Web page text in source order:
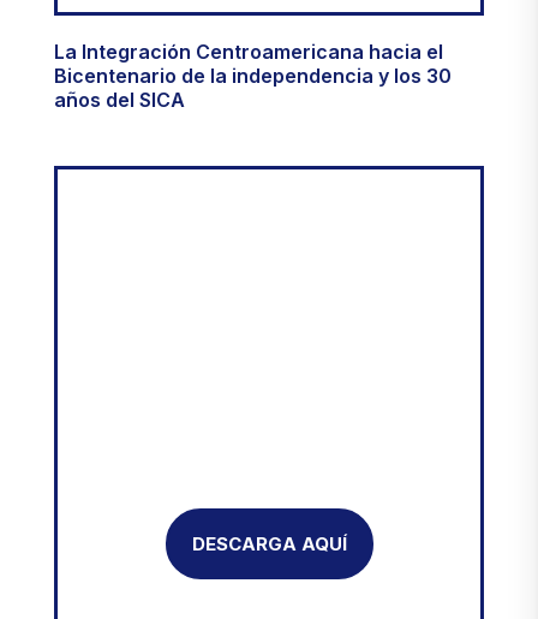
3RA. EDICIÓN
La Integración Centroamericana hacia el
Bicentenario de la independencia y los 30
años del SICA
DESCARGA AQUÍ